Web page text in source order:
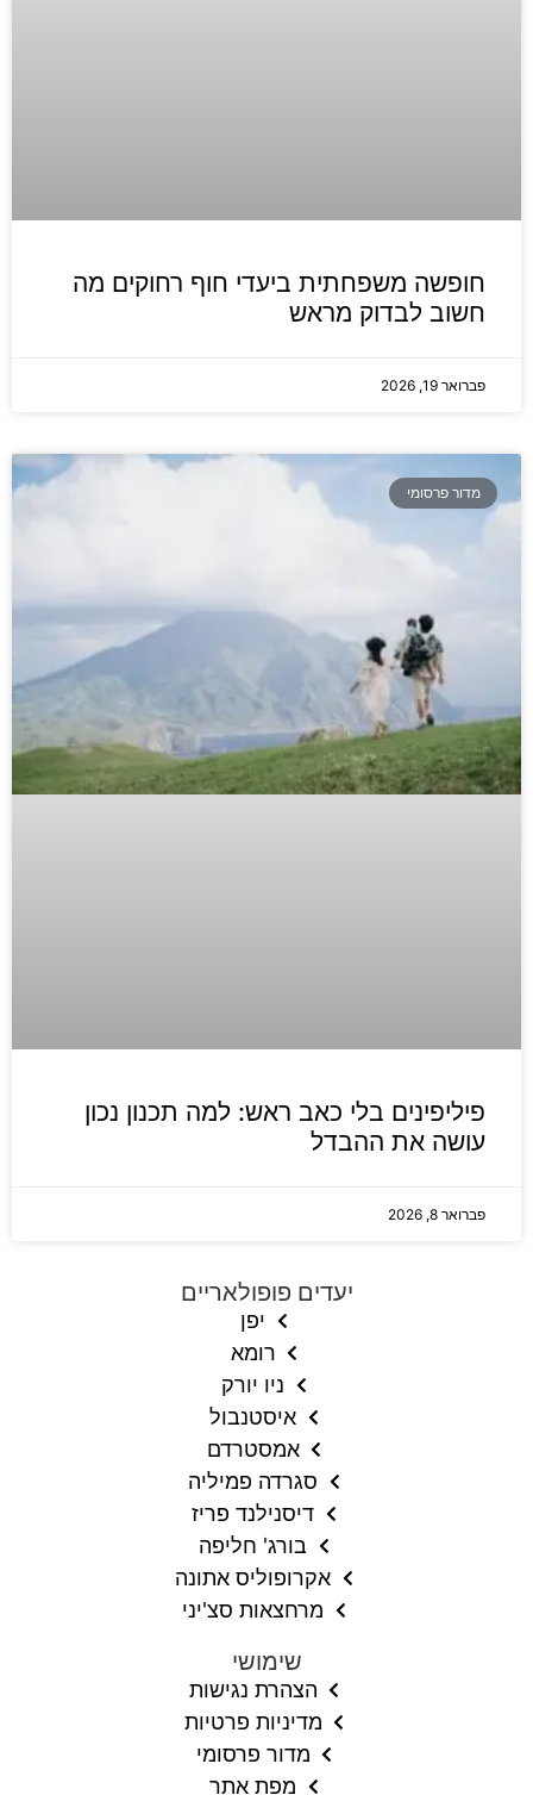
חופשה משפחתית ביעדי חוף רחוקים מה
חשוב לבדוק מראש
פברואר 19, 2026
מדור פרסומי
פיליפינים בלי כאב ראש: למה תכנון נכון
עושה את ההבדל
פברואר 8, 2026
יעדים פופולאריים
יפן
רומא
ניו יורק
איסטנבול
אמסטרדם
סגרדה פמיליה
דיסנילנד פריז
בורג' חליפה
אקרופוליס אתונה
מרחצאות סצ'יני
שימושי
הצהרת נגישות
מדיניות פרטיות
מדור פרסומי
מפת אתר